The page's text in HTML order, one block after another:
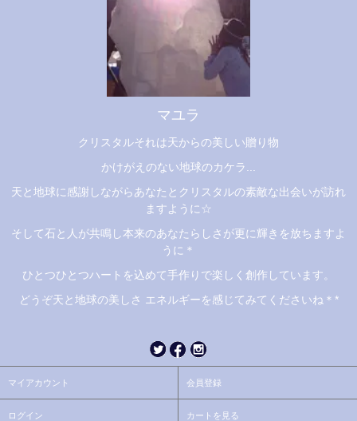
マユラ
クリスタルそれは天からの美しい贈り物
かけがえのない地球のカケラ...
天と地球に感謝しながらあなたとクリスタルの素敵な出会いが訪れ
ますように☆
そして石と人が共鳴し本来のあなたらしさが更に輝きを放ちますよ
うに＊
ひとつひとつハートを込めて手作りで楽しく創作しています。
どうぞ天と地球の美しさ エネルギーを感じてみてくださいね＊*
マイアカウント 会員登録
ログイン カートを見る